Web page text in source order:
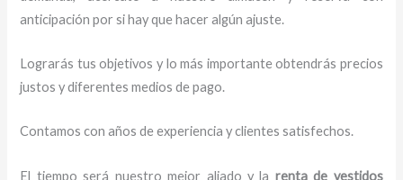
anticipación por si hay que hacer algún ajuste.
Lograrás tus objetivos y lo más importante obtendrás precios
justos y diferentes medios de pago.
Contamos con años de experiencia y clientes satisfechos.
El tiempo será nuestro mejor aliado y la renta de vestidos